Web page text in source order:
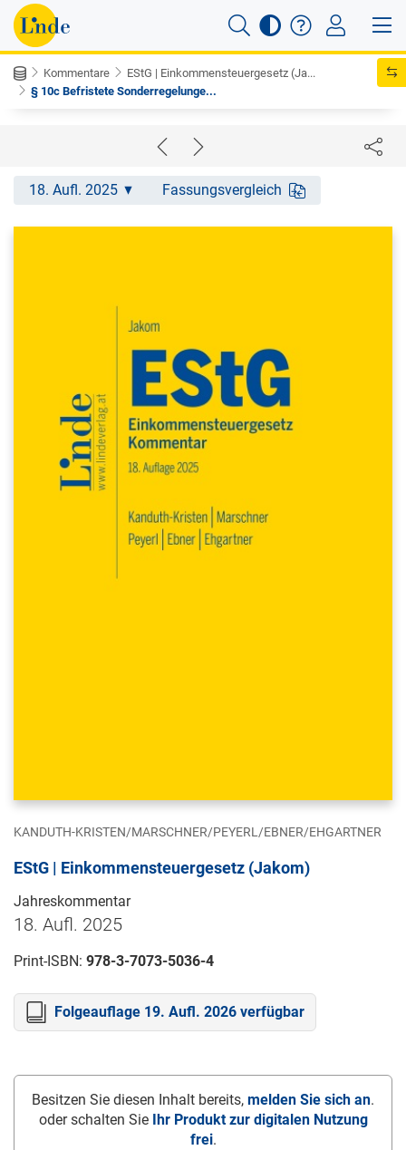
Kommentare
EStG | Einkommensteuergesetz (Ja...
§ 10c Befristete Sonderregelunge...
18. Aufl. 2025 Fassungsvergleich
KANDUTH-KRISTEN/MARSCHNER/PEYERL/EBNER/EHGARTNER
EStG | Einkommensteuergesetz (Jakom)
Jahreskommentar
18. Aufl. 2025
Print-ISBN: 978-3-7073-5036-4
Folgeauflage 19. Aufl. 2026 verfügbar
Besitzen Sie diesen Inhalt bereits, melden Sie sich an.
oder schalten Sie
Ihr Produkt zur digitalen Nutzung
frei.